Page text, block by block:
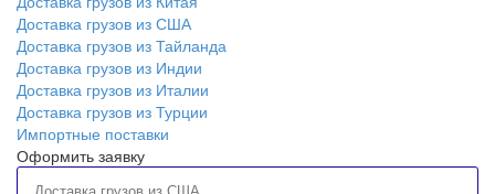
Доставка грузов из США
Доставка грузов из Тайланда
Доставка грузов из Индии
Доставка грузов из Италии
Доставка грузов из Турции
Импортные поставки
Оформить заявку